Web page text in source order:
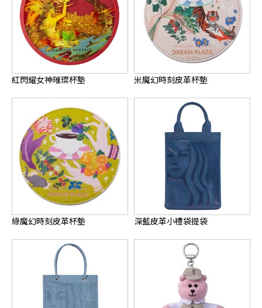
紅閃耀女神璀璨杯墊 米魔幻時刻皮革杯墊
綠魔幻時刻皮革杯墊 深藍皮革小禮袋提袋